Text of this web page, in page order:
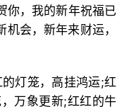
你，我的新年祝福已
会，新年来财运，
灯笼，高挂鸿运;红
万象更新;红红的牛